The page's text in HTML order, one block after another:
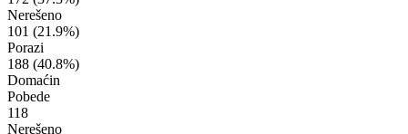
Nerešeno
101 (21.9%)
Porazi
188 (40.8%)
Domaćin
Pobede
118
Nerešeno